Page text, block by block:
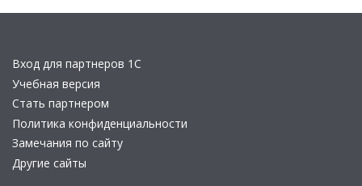
Вход для партнеров 1С
Учебная версия
Стать партнером
Политика конфиденциальности
Замечания по сайту
Другие сайты